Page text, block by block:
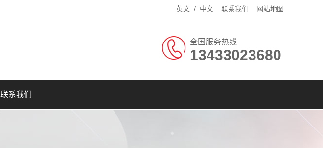
英文 / 中文 联系我们 网站地图
全国服务热线
13433023680
联系我们